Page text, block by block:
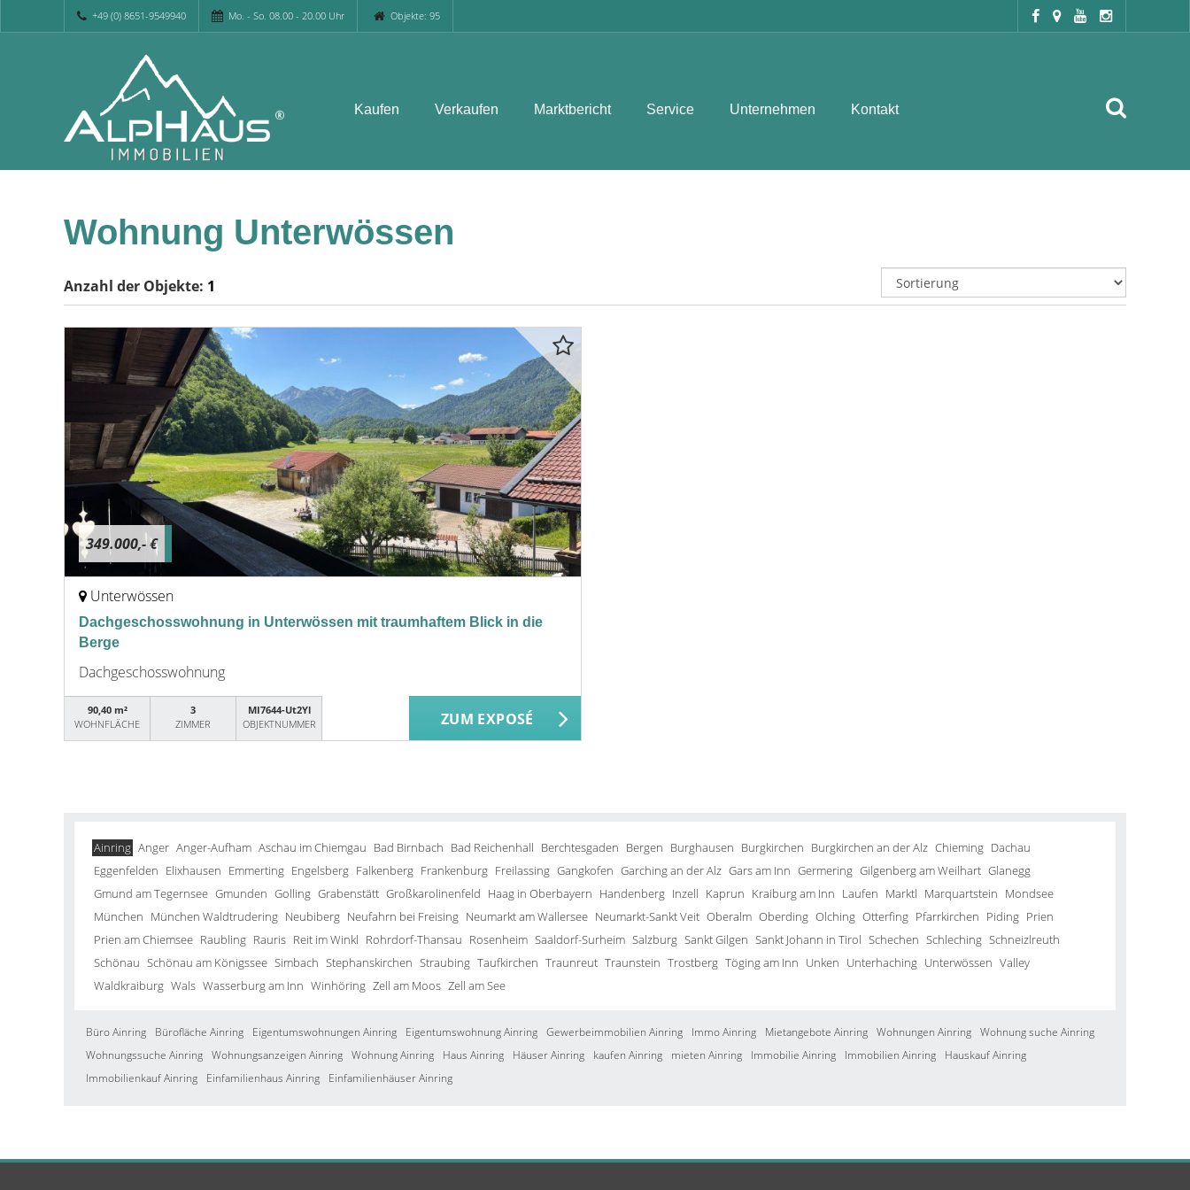
+49 (0) 8651-9549940 Mo. - So. 08.00 - 20.00 Uhr Objekte: 95
Kaufen Verkaufen Marktbericht Service Unternehmen Kontakt
Wohnung Unterwössen
Anzahl der Objekte: 1
349.000,- €
Unterwössen
Dachgeschosswohnung in Unterwössen mit traumhaftem Blick in die
Berge
Dachgeschosswohnung
90,40 m²
WOHNFLÄCHE
3
ZIMMER
MI7644-Ut2Yl
OBJEKTNUMMER
ZUM EXPOSÉ
Ainring Anger Anger-Aufham Aschau im Chiemgau Bad Birnbach Bad Reichenhall Berchtesgaden Bergen Burghausen Burgkirchen Burgkirchen an der Alz Chieming Dachau
Eggenfelden Elixhausen Emmerting Engelsberg Falkenberg Frankenburg Freilassing Gangkofen Garching an der Alz Gars am Inn Germering Gilgenberg am Weilhart Glanegg
Gmund am Tegernsee Gmunden Golling Grabenstätt Großkarolinenfeld Haag in Oberbayern Handenberg Inzell Kaprun Kraiburg am Inn Laufen Marktl Marquartstein Mondsee
München München Waldtrudering Neubiberg Neufahrn bei Freising Neumarkt am Wallersee Neumarkt-Sankt Veit Oberalm Oberding Olching Otterfing Pfarrkirchen Piding Prien
Prien am Chiemsee Raubling Rauris Reit im Winkl Rohrdorf-Thansau Rosenheim Saaldorf-Surheim Salzburg Sankt Gilgen Sankt Johann in Tirol Schechen Schleching Schneizlreuth
Schönau Schönau am Königssee Simbach Stephanskirchen Straubing Taufkirchen Traunreut Traunstein Trostberg Töging am Inn Unken Unterhaching Unterwössen Valley
Waldkraiburg Wals Wasserburg am Inn Winhöring Zell am Moos Zell am See
Büro Ainring Bürofläche Ainring Eigentumswohnungen Ainring Eigentumswohnung Ainring Gewerbeimmobilien Ainring Immo Ainring Mietangebote Ainring Wohnungen Ainring Wohnung suche Ainring
Wohnungssuche Ainring Wohnungsanzeigen Ainring Wohnung Ainring Haus Ainring Häuser Ainring kaufen Ainring mieten Ainring Immobilie Ainring Immobilien Ainring
Hauskauf Ainring
Immobilienkauf Ainring
Einfamilienhaus Ainring Einfamilienhäuser Ainring